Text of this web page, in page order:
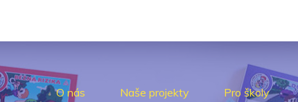
O nás Naše projekty Pro školy